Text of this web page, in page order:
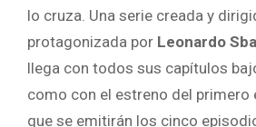
lo cruza. Una serie creada y
protagonizada por Leonardo
llega con todos sus capítulos
como con el estreno del primero
que se emitirán los cinco